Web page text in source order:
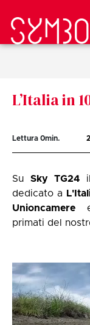
L’Italia in
Lettura 0min.
Su Sky TG24
dedicato a
Unioncamere
primati del
Video
Player